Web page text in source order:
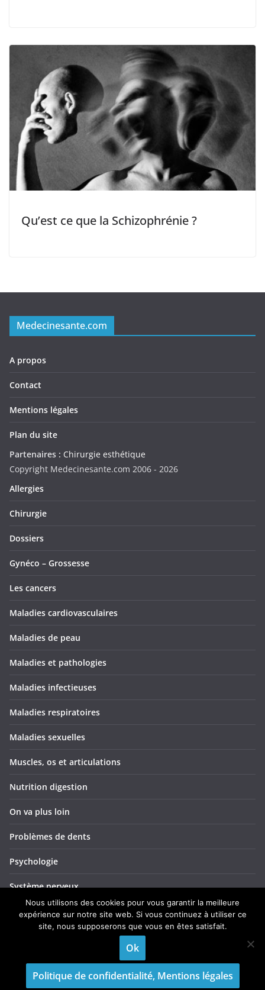
Qu’est ce que la Schizophrénie ?
Medecinesante.com
A propos
Contact
Mentions légales
Plan du site
Partenaires : Chirurgie esthétique
Copyright Medecinesante.com 2006 - 2026
Allergies
Chirurgie
Dossiers
Gynéco – Grossesse
Les cancers
Maladies cardiovasculaires
Maladies de peau
Maladies et pathologies
Maladies infectieuses
Maladies respiratoires
Maladies sexuelles
Muscles, os et articulations
Nutrition digestion
On va plus loin
Problèmes de dents
Psychologie
Système nerveux
Troubles ORL
Nous utilisons des cookies pour vous garantir la meilleure
expérience sur notre site web. Si vous continuez à utiliser ce
site, nous supposerons que vous en êtes satisfait.
Ok
Politique de confidentialité, Mentions légales